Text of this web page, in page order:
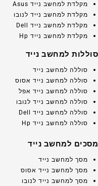
מקלדת למחשב נייד Asus
מקלדת למחשב נייד לנובו
מקלדת למחשב נייד Dell
מקלדת למחשב נייד Hp
סוללות למחשב נייד
סוללה למחשב נייד
סוללה למחשב נייד אסוס
סוללה למחשב נייד אפל
סוללה למחשב נייד לנובו
סוללה למחשב נייד Dell
סוללה למחשב נייד Hp
מסכים למחשב נייד
מסך למחשב נייד
מסך למחשב נייד אסוס
מסך למחשב נייד לנובו